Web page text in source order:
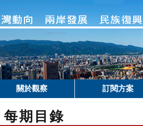
關於觀察 訂閱方案
每期目錄